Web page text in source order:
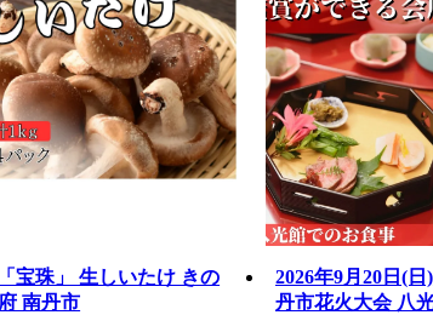
宝珠」 生しいたけ きの
南丹市
2026年9月20日(
丹市花火大会 八